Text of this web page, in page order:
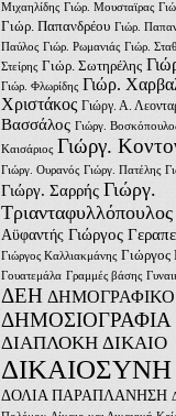
Μιχαηλίδης Γιώρ. Μουσταϊρας
Γιώρ. Παπανδρέου Γιώρ.
Παύλος Γιώρ. Ρωμανιάς Γιώρ.
Στείρης Γιώρ. Σωτηρέλης
Γιώρ. Φλωρίδης Γιώρ.
Χριστάκος Γιώργ. Α.
Βασσάλος Γιώργ.
Καισάριος Γιώργ.
Γιώργ. Ουρανός Γιώργ. Πατέλης
Γιώργ. Σαρρής Γιώργ.
Τριανταφυλλόπουλος
Αϋφαντής Γιώργος
Γιώργος Καλλιακμάνης Γιώργος
Γουατεμάλα Γραμμές βάσης
ΔΕΗ ΔΗΜΟΓΡΑΦΙΚΟ
ΔΗΜΟΣΙΟΓΡΑΦΙΑ
ΔΙΑΠΛΟΚΗ ΔΙΚΑΙΟ
ΔΙΚΑΙΟΣΥΝΗ
ΔΟΛΙΑ ΠΑΡΑΠΛΑΝΗΣΗ